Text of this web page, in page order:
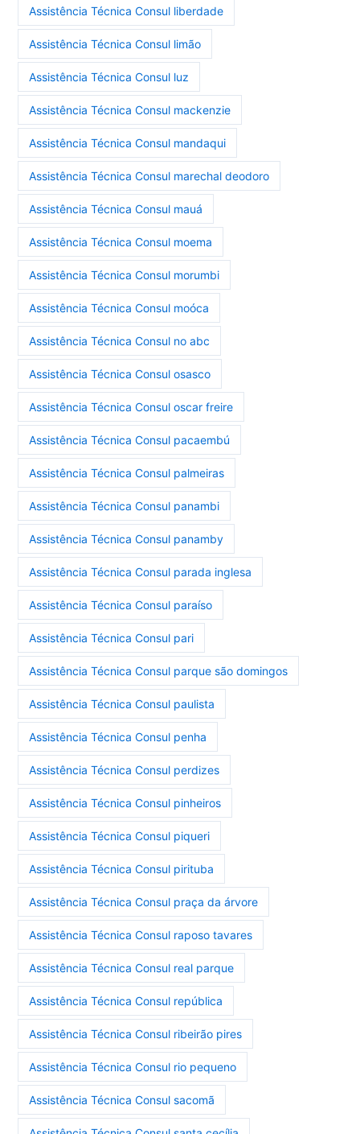
Assistência Técnica Consul liberdade
Assistência Técnica Consul limão
Assistência Técnica Consul luz
Assistência Técnica Consul mackenzie
Assistência Técnica Consul mandaqui
Assistência Técnica Consul marechal deodoro
Assistência Técnica Consul mauá
Assistência Técnica Consul moema
Assistência Técnica Consul morumbi
Assistência Técnica Consul moóca
Assistência Técnica Consul no abc
Assistência Técnica Consul osasco
Assistência Técnica Consul oscar freire
Assistência Técnica Consul pacaembú
Assistência Técnica Consul palmeiras
Assistência Técnica Consul panambi
Assistência Técnica Consul panamby
Assistência Técnica Consul parada inglesa
Assistência Técnica Consul paraíso
Assistência Técnica Consul pari
Assistência Técnica Consul parque são domingos
Assistência Técnica Consul paulista
Assistência Técnica Consul penha
Assistência Técnica Consul perdizes
Assistência Técnica Consul pinheiros
Assistência Técnica Consul piqueri
Assistência Técnica Consul pirituba
Assistência Técnica Consul praça da árvore
Assistência Técnica Consul raposo tavares
Assistência Técnica Consul real parque
Assistência Técnica Consul república
Assistência Técnica Consul ribeirão pires
Assistência Técnica Consul rio pequeno
Assistência Técnica Consul sacomã